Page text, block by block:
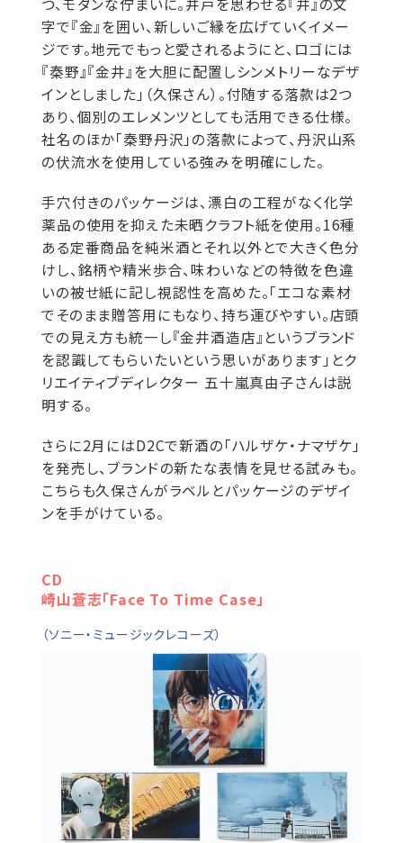
字で『金』を囲い、新しいご縁を広げていくイメー
ジです。地元でもっと愛されるようにと、ロゴには
『秦野』『金井』を大胆に配置しシンメトリーなデザ
インとしました」（久保さん）。付随する落款は2つ
あり、個別のエレメンツとしても活用できる仕様。
社名のほか「秦野丹沢」の落款によって、丹沢山系
の伏流水を使用している強みを明確にした。
手穴付きのパッケージは、漂白の工程がなく化学
薬品の使用を抑えた未晒クラフト紙を使用。16種
ある定番商品を純米酒とそれ以外とで大きく色分
けし、銘柄や精米歩合、味わいなどの特徴を色違
いの被せ紙に記し視認性を高めた。「エコな素材
でそのまま贈答用にもなり、持ち運びやすい。店頭
での見え方も統一し『金井酒造店』というブランド
を認識してもらいたいという思いがあります」とク
リエイティブディレクター 五十嵐真由子さんは説
明する。
さらに2月にはD2Cで新酒の「ハルザケ・ナマザケ」
を発売し、ブランドの新たな表情を見せる試みも。
こちらも久保さんがラベルとパッケージのデザイ
ンを手がけている。
CD
崎山蒼志「Face To Time Case」
（ソニー・ミュージックレコーズ）